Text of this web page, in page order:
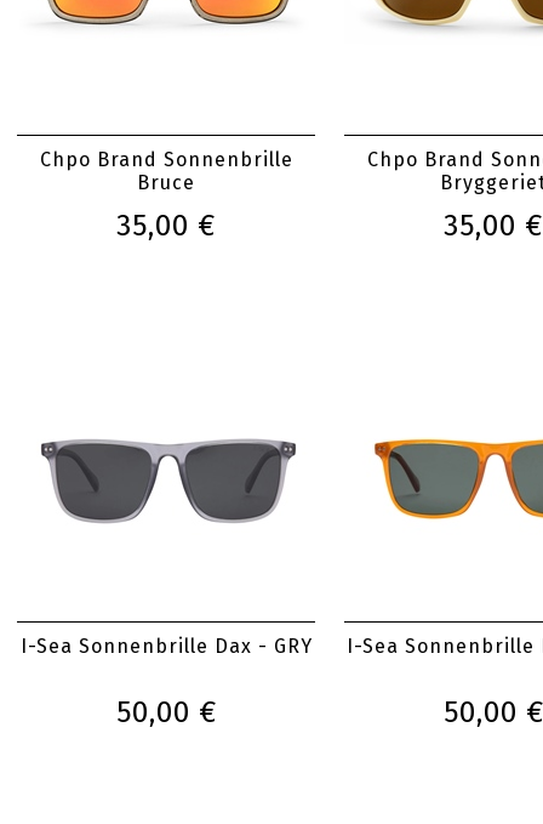
Chpo Brand Sonnenbrille
Bruce
35,00 €
Chpo Brand
35,00 €
I-Sea Sonnenbrille Dax - GRY
50,00 €
I-Sea Sonnenbrille
50,00 €